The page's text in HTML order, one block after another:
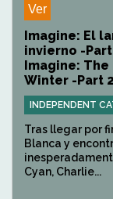
Ver
Imagine: El
invierno -
Imagine: The
Winter -Part 2
INDEPENDENT
Tras llegar por
Blanca y
Cyan, Charlie...